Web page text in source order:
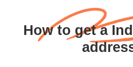
How to get a